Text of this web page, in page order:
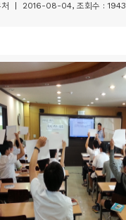
처 | 2016-08-04, 조회수 : 1943